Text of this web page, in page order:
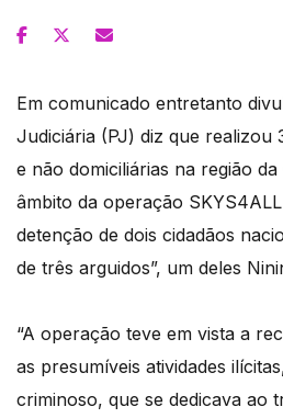
Em comunicado entretanto
Judiciária (PJ) diz que realizou
e não domiciliárias na região
âmbito da operação
detenção de dois cidadãos
de três arguidos”, um deles
“A operação teve em vista a
as presumíveis atividades
criminoso, que se dedicava ao